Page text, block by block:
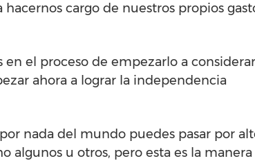
cargo de nuestros propios
el proceso de empezarlo a
ahora a lograr la independencia
nada del mundo puedes pasar por
algunos u otros, pero esta es la manera